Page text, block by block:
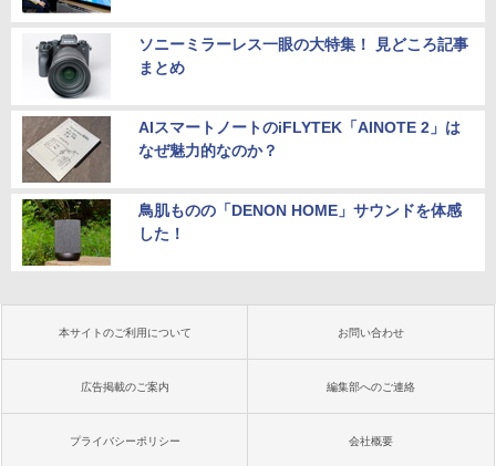
ソニーミラーレス一眼の大特集！ 見どころ記事
まとめ
AIスマートノートのiFLYTEK「AINOTE 2」は
なぜ魅力的なのか？
鳥肌ものの「DENON HOME」サウンドを体感
した！
本サイトのご利用について お問い合わせ
広告掲載のご案内 編集部へのご連絡
プライバシーポリシー 会社概要